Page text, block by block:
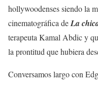
hollywoodenses siendo la
cinematográfica deLa
terapeuta Kamal Abdic y
la prontitud que hubiera
Conversamos largo con